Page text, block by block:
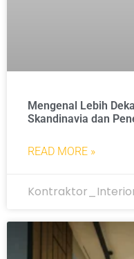
Mengenal Lebih
Skandinavia dan
READ MORE »